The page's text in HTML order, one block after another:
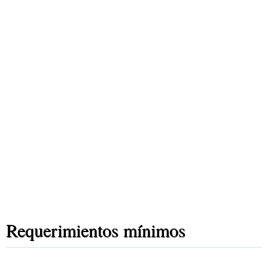
Requerimientos mínimos